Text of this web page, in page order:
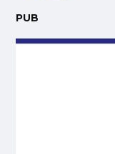
PUB